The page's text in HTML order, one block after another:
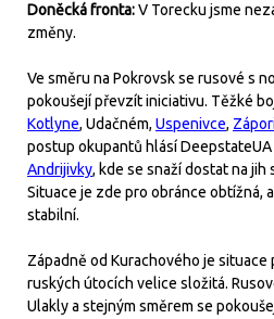
Doněcká fronta:V Torecku jsme
změny.
Ve směru na Pokrovsk se rusové s
pokoušejí převzít iniciativu. Těžké
Kotlyne, Udačném, Uspenivce,
postup okupantů hlásí
Andrijivky, kde se snaží dostat na jih
Situace je zde pro obránce obtížná,
stabilní.
Západně od Kurachového je situace
ruských útocích velice složitá.
Ulakly a stejným směrem se